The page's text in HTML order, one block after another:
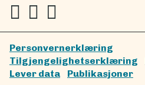
Personvernerklæring
Tilgjengelighetserklæring
Lever data
Publikasjoner